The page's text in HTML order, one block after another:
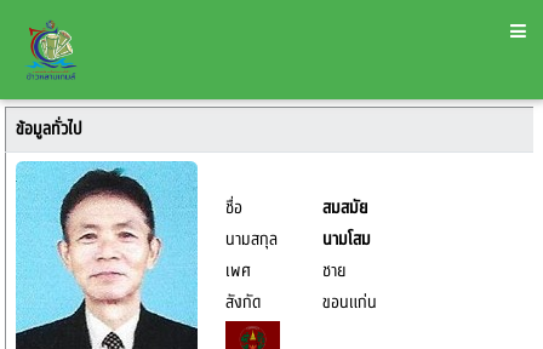
ข้อมูลทั่วไป
ชื่อ
สมสมัย
นามสกุล
นามโสม
เพศ
ชาย
สังกัด
ขอนแก่น